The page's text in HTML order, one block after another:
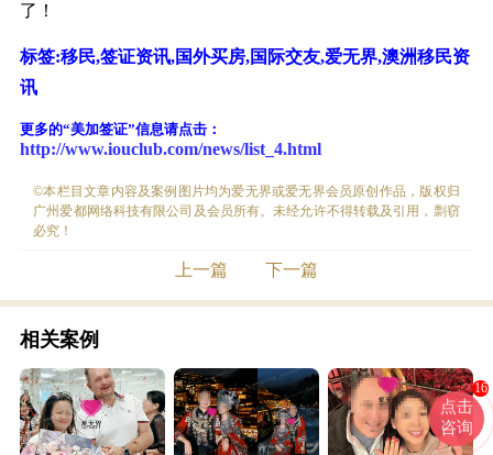
了！
标签:移民,签证资讯,国外买房,国际交友,爱无界,澳洲移民资
讯
更多的“美加签证”信息请点击：
http://www.iouclub.com/news/list_4.html
©本栏目文章内容及案例图片均为爱无界或爱无界会员原创作品，版权归
广州爱都网络科技有限公司及会员所有。未经允许不得转载及引用，剽窃
必究！
上一篇 下一篇
相关案例
点击
咨询
16